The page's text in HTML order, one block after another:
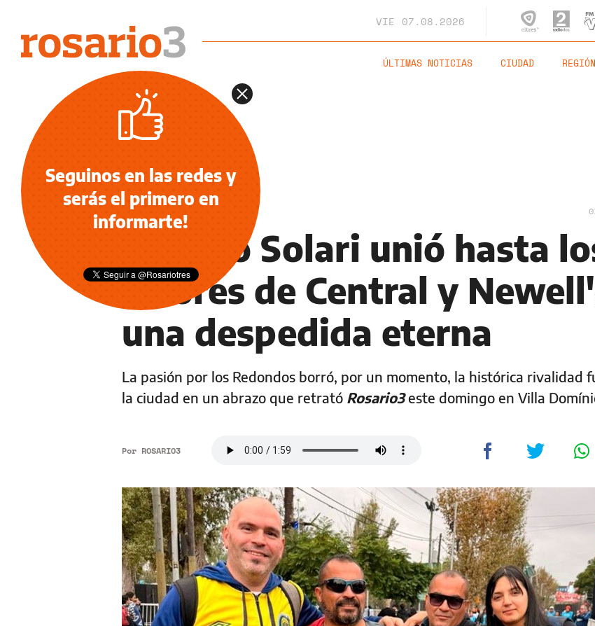
VIE 07.08.2026
ÚLTIMAS NOTICIAS CIUDAD REGIÓN
INFORMACIÓN GENERAL
El Indio Solari unió hasta
colores de Central y
una despedida eterna
La pasión por los Redondos borró, por un momento, la histórica rivalidad
la ciudad en un abrazo que retrató Rosario3este domingo en Villa
Por ROSARIO3
Seguinos en las redes y
serás el primero en
informarte!